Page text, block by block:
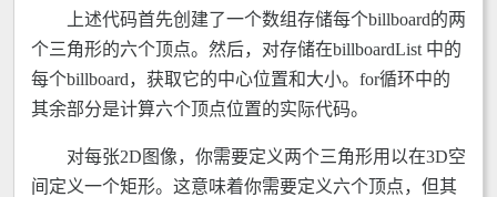
上述代码首先创建了一个数组存储每个billboard的两
个三角形的六个顶点。然后，对存储在billboardList 中的
每个billboard，获取它的中心位置和大小。for循环中的
其余部分是计算六个顶点位置的实际代码。
对每张2D图像，你需要定义两个三角形用以在3D空
间定义一个矩形。这意味着你需要定义六个顶点，但其